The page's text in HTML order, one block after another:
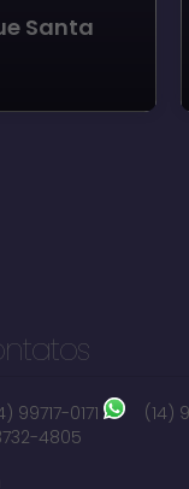
Santa
99717-0171
(14)
4805